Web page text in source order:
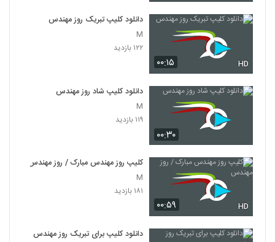
۰۰:۱۵ HD
دانلود کلیپ تبریک روز مهندس
M
۱۲۲ بازدید
۰۰:۳۰
دانلود کلیپ شاد روز مهندس
M
۱۱۹ بازدید
۰۰:۵۹ HD
کلیپ روز مهندس مبارک / روز مهندس
M
۱۸۱ بازدید
دانلود کلیپ برای تبریک روز مهندس